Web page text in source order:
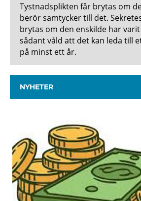
Tystnadsplikten får brytas om
berör samtycker till det.
brytas om den enskilde har
sådant våld att det kan leda till
på minst ett år.
NYHETER